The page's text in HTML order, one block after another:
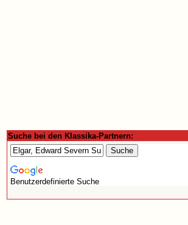
Suche bei den Klassika-Partnern:
Benutzerdefinierte Suche